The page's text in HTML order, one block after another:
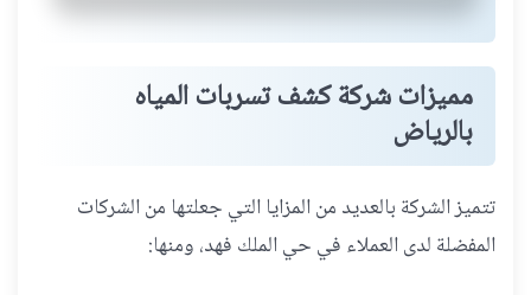
مميزات شركة كشف تسربات المياه
بالرياض
تتميز الشركة بالعديد من المزايا التي جعلتها من الشركات
المفضلة لدى العملاء في حي الملك فهد، ومنها: